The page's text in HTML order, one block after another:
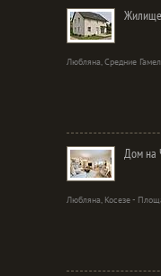
Любляна, Средние
Дом на
Любляна, Косезе -